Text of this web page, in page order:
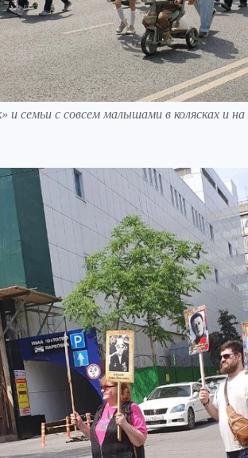
семьи с совсем малышами в колясках и